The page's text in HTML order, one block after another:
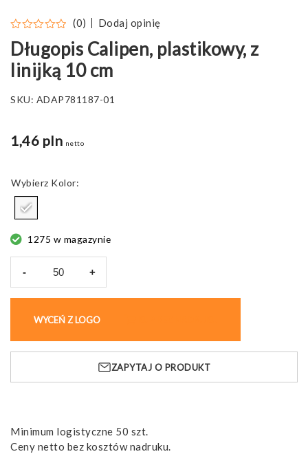
(0) Dodaj opinię
Długopis Calipen, plastikowy, z
linijką 10 cm
SKU: ADAP781187-01
1,46 pln netto
Kolor
1275 w magazynie
-
plastikowy,
z
linijką
cm
+
WYCEŃ Z LOGO
ZAPYTAJ O PRODUKT
Minimum logistyczne 50 szt.
Ceny netto bez kosztów nadruku.